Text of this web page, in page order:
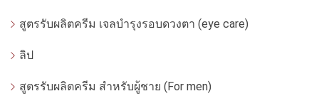
สูตรรับผลิตครีม เจลบำรุงรอบดวงตา (eye care)
ลิป
สูตรรับผลิตครีม สำหรับผู้ชาย (For men)